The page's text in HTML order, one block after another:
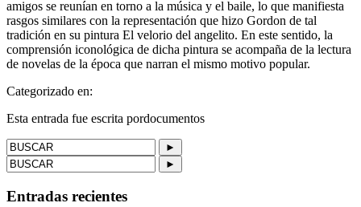
amigos se reunían en torno a la música y el baile, lo que manifiesta
rasgos similares con la representación que hizo Gordon de tal
tradición en su pintura El velorio del angelito. En este sentido, la
comprensión iconológica de dicha pintura se acompaña de la lectura
de novelas de la época que narran el mismo motivo popular.
Categorizado en:
Esta entrada fue escrita pordocumentos
►
►
Entradas recientes